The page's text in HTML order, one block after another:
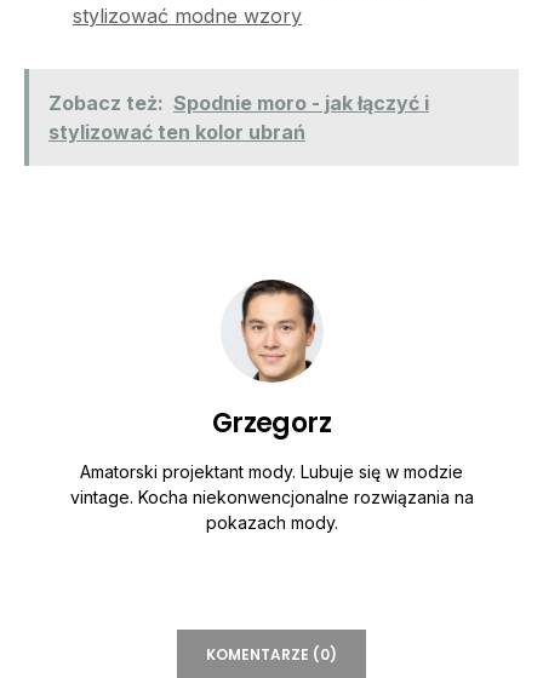
stylizować modne wzory
Zobacz też: Spodnie moro - jak łączyć i
stylizować ten kolor ubrań
Grzegorz
Amatorski projektant mody. Lubuje się w modzie
vintage. Kocha niekonwencjonalne rozwiązania na
pokazach mody.
KOMENTARZE (0)